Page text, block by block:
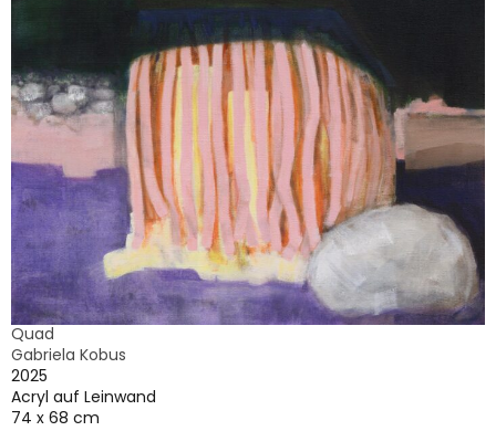
Quad
Gabriela Kobus
2025
Acryl auf Leinwand
74 x 68 cm